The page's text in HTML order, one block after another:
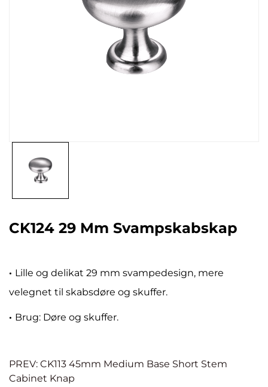
CK124 29 Mm Svampskabskap
· Lille og delikat 29 mm svampedesign, mere
velegnet til skabsdøre og skuffer.
· Brug: Døre og skuffer.
PREV: CK113 45mm Medium Base Short Stem
Cabinet Knap